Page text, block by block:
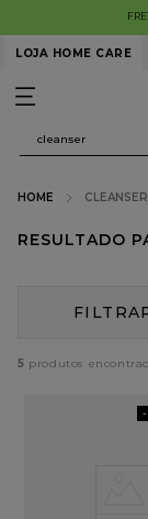
LOJA HOME CARE
O que você
CLEANSER
5
-